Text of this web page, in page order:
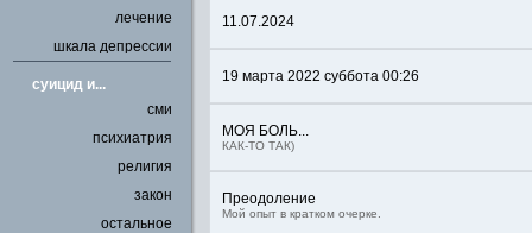
лечение
шкала депрессии
cуицид и...
сми
психиатрия
религия
закон
остальное
11.07.2024
19 марта 2022 суббота 00:26
МОЯ БОЛЬ...
КАК-ТО ТАК)
Преодоление
Мой опыт в кратком очерке.